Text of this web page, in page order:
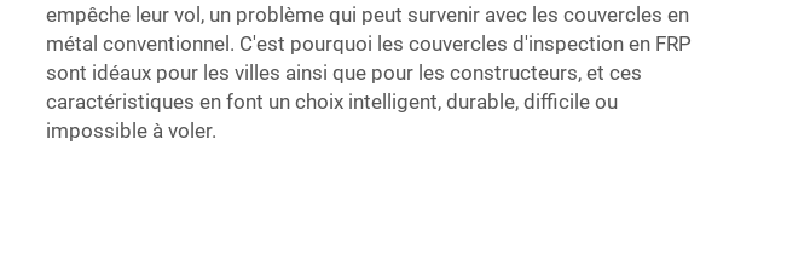
empêche leur vol, un problème qui peut survenir avec les couvercles en
métal conventionnel. C'est pourquoi les couvercles d'inspection en FRP
sont idéaux pour les villes ainsi que pour les constructeurs, et ces
caractéristiques en font un choix intelligent, durable, difficile ou
impossible à voler.